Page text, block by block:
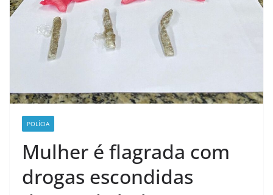
POLÍCIA
Mulher é flagrada com
drogas escondidas